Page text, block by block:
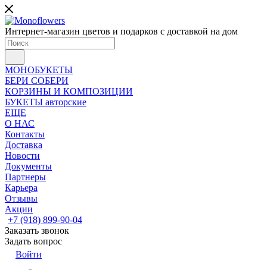
Интернет-магазин цветов и подарков с доставкой на дом
МОНОБУКЕТЫ
БЕРИ СОБЕРИ
КОРЗИНЫ И КОМПОЗИЦИИ
БУКЕТЫ авторские
ЕЩЕ
О НАС
Контакты
Доставка
Новости
Документы
Партнеры
Карьера
Отзывы
Акции
+7 (918) 899-90-04
Заказать звонок
Задать вопрос
Войти